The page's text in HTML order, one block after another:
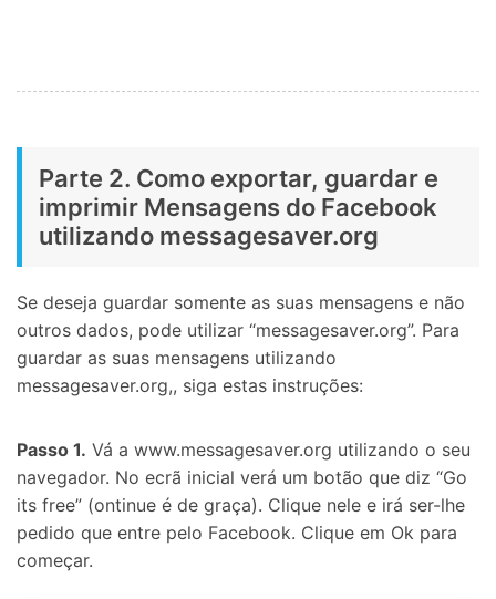
Parte 2. Como exportar, guardar e
imprimir Mensagens do Facebook
utilizando messagesaver.org
Se deseja guardar somente as suas mensagens e não
outros dados, pode utilizar “messagesaver.org”. Para
guardar as suas mensagens utilizando
messagesaver.org,, siga estas instruções:
Passo 1. Vá a www.messagesaver.org utilizando o seu
navegador. No ecrã inicial verá um botão que diz “Go
its free” (ontinue é de graça). Clique nele e irá ser-lhe
pedido que entre pelo Facebook. Clique em Ok para
começar.